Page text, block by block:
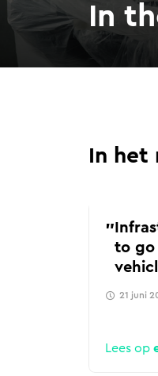
In
In het
to go
21 juni
Lees op